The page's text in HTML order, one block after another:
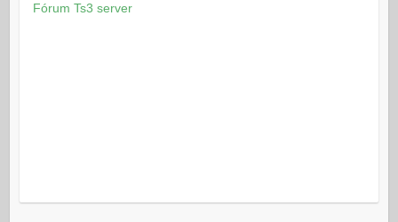
Fórum Ts3 server